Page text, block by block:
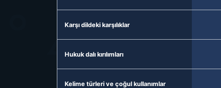
Karşı dildeki karşılıklar
Hukuk dalı kırılımları
Kelime türleri ve çoğul kullanımlar